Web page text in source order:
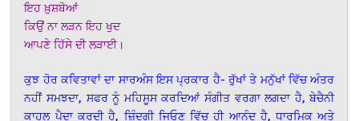
ਇਹ ਖ਼ੁਸ਼ਬੋਆਂ
ਕਿਉਂ ਨਾ ਲੜਨ ਇਹ ਖੁਦ
ਆਪਣੇ ਹਿੱਸੇ ਦੀ ਲੜਾਈ।
ਕੁਝ ਹੋਰ ਕਵਿਤਾਵਾਂ ਦਾ ਸਾਰਅੰਸ ਇਸ ਪ੍ਰਕਾਰ ਹੈ- ਰੁੱਖਾਂ ਤੇ ਮਨੁੱਖਾਂ ਵਿੱਚ ਅੰਤਰ
ਨਹੀਂ ਸਮਝਦਾ, ਸਫਰ ਨੂੰ ਮਹਿਸੂਸ ਕਰਦਿਆਂ ਸੰਗੀਤ ਵਰਗਾ ਲਗਦਾ ਹੈ, ਬੇਚੈਨੀ
ਕਾਹਲ ਪੈਦਾ ਕਰਦੀ ਹੈ, ਜ਼ਿੰਦਗੀ ਜਿਓਣ ਵਿੱਚ ਹੀ ਆਨੰਦ ਹੈ, ਧਾਰਮਿਕ ਅਤੇ